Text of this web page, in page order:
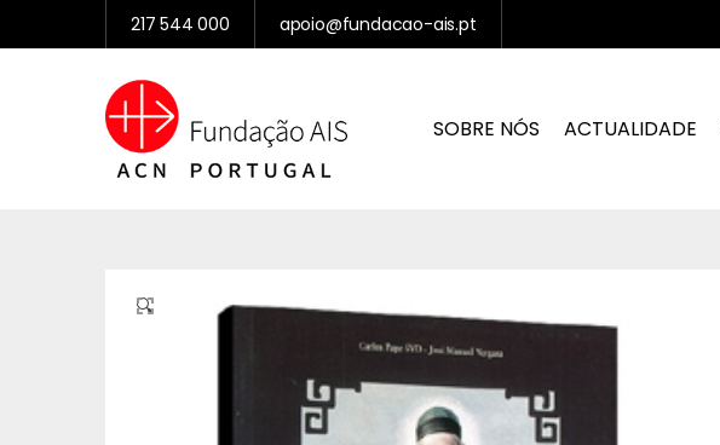
217 544 000 apoio@fundacao-ais.pt
SOBRE NÓS ACTUALIDADE
🔍